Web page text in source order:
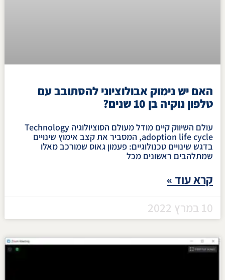
האם יש נימוק אבולוציוני להסתובב עם
טלפון נוקיה בן 10 שנים?
עולם השיווק קיים מודל מעולם הסוציולוגיה Technology
adoption life cycle, המסביר את קצב אימוץ שינויים
בדגש שינויים טכנולוגיים: פעמון גאוס שמורכב מאלו
שמתלהבים ראשונים מכל
קרא עוד »
10 במרץ 2022